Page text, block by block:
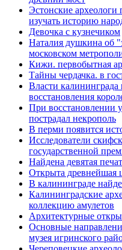
Эстонские археологи
изучать историю
Девочка с кузнечиком
Наталия душкина об
московском
Кижи. первобытная
Тайны чердачка. в
Власти
восстановления
При восстановлении
пострадал некрополь
В перми появится
Исследователи
государственной
Найдена девятая
Открыта древнейшая
В калининграде
Калининградские
коллекцию амулетов
Архитектурные
Основные
музея игринского